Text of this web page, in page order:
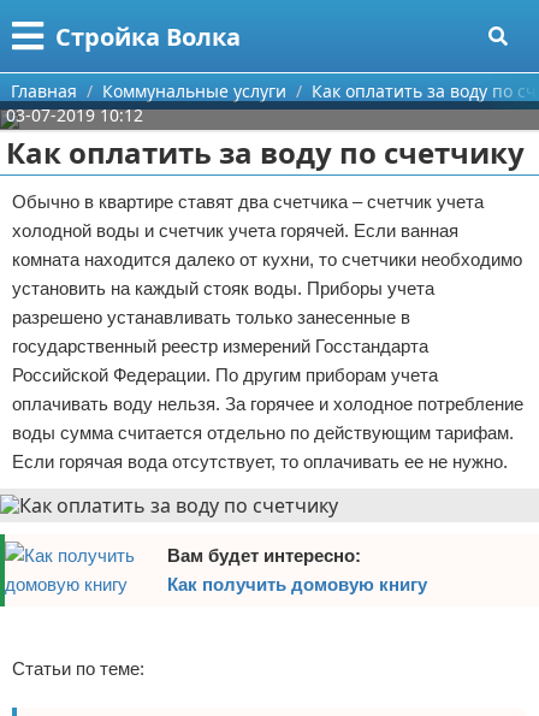
Стройка Волка
Меню
Главная
Категории
Строительство
Мебель
Интерьер и дизайн
Дизайн дачи
Дизайн квартиры
Кухня
Посуда
Ремонт
Ремонт дачи
Ремонт квартиры
Инструменты
Ванная
Домашний быт
Сантехника
Поиск
О проекте
Контакты
Сотрудничество
Размещение рекламы
Для правообладателей
Условия предоставления информации
Отказ от ответственности
Главная Коммунальные услуги
Как оплатить за воду по
03-07-2019 10:12
Как оплатить за воду по счетчику
Обычно в квартире ставят два счетчика – счетчик учета
холодной воды и счетчик учета горячей. Если ванная
комната находится далеко от кухни, то счетчики необходимо
установить на каждый стояк воды. Приборы учета
разрешено устанавливать только занесенные в
государственный реестр измерений Госстандарта
Российской Федерации. По другим приборам учета
оплачивать воду нельзя. За горячее и холодное потребление
воды сумма считается отдельно по действующим тарифам.
Если горячая вода отсутствует, то оплачивать ее не нужно.
Вам будет интересно:
Как получить домовую книгу
Статьи по теме: